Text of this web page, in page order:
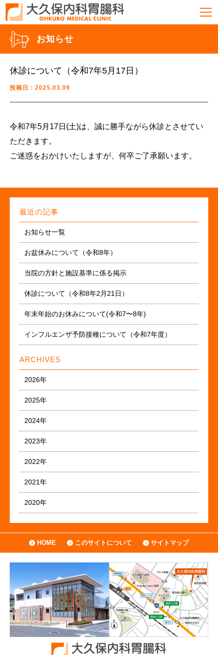
お知らせ
休診について（令和7年5月17日）
投稿日：2025.03.09
令和7年5月17日(土)は、誠に勝手ながら休診とさせてい
ただきます。
ご迷惑をおかけいたしますが、何卒ご了承願います。
最近の記事
お知らせ一覧
お盆休みについて（令和8年）
当院の方針と施設基準に係る掲示
休診について（令和8年2月21日）
年末年始のお休みについて(令和7〜8年)
インフルエンザ予防接種について（令和7年度）
ARCHIVES
2026年
2025年
2024年
2023年
2022年
2021年
2020年
HOME このサイトについて サイトマップ